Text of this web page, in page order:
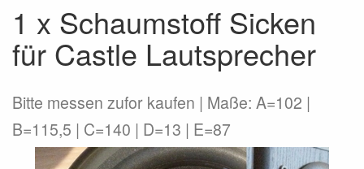
1 x Schaumstoff Sicken
für Castle Lautsprecher
Bitte messen zufor kaufen | Maße: A=102 |
B=115,5 | C=140 | D=13 | E=87